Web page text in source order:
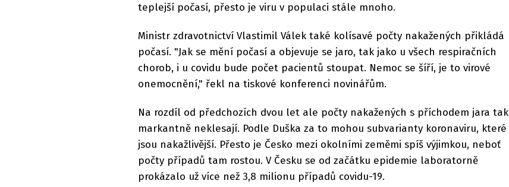
teplejší počasí, přesto je viru v populaci stále mnoho.
Ministr zdravotnictví Vlastimil Válek také kolísavé počty nakažených přikládá
počasí. "Jak se mění počasí a objevuje se jaro, tak jako u všech respiračních
chorob, i u covidu bude počet pacientů stoupat. Nemoc se šíří, je to virové
onemocnění," řekl na tiskové konferenci novinářům.
Na rozdíl od předchozích dvou let ale počty nakažených s příchodem jara tak
markantně neklesají. Podle Duška za to mohou subvarianty koronaviru, které
jsou nakažlivější. Přesto je Česko mezi okolními zeměmi spíš výjimkou, neboť
počty případů tam rostou. V Česku se od začátku epidemie laboratorně
prokázalo už více než 3,8 milionu případů covidu-19.